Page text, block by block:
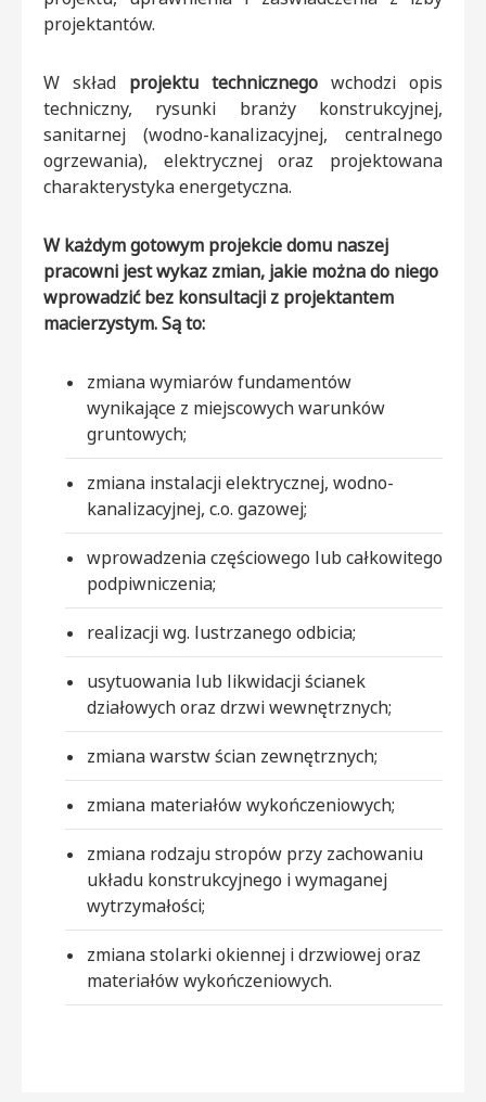
projektantów.
W skład projektu technicznego wchodzi opis
techniczny, rysunki branży konstrukcyjnej,
sanitarnej (wodno-kanalizacyjnej, centralnego
ogrzewania), elektrycznej oraz projektowana
charakterystyka energetyczna.
W każdym gotowym projekcie domu naszej
pracowni jest wykaz zmian, jakie można do niego
wprowadzić bez konsultacji z projektantem
macierzystym. Są to:
zmiana wymiarów fundamentów
wynikające z miejscowych warunków
gruntowych;
zmiana instalacji elektrycznej, wodno-
kanalizacyjnej, c.o. gazowej;
wprowadzenia częściowego lub całkowitego
podpiwniczenia;
realizacji wg. lustrzanego odbicia;
usytuowania lub likwidacji ścianek
działowych oraz drzwi wewnętrznych;
zmiana warstw ścian zewnętrznych;
zmiana materiałów wykończeniowych;
zmiana rodzaju stropów przy zachowaniu
układu konstrukcyjnego i wymaganej
wytrzymałości;
zmiana stolarki okiennej i drzwiowej oraz
materiałów wykończeniowych.